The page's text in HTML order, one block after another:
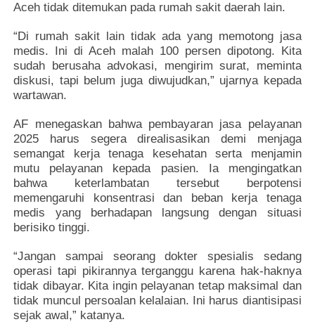
Aceh tidak ditemukan pada rumah sakit daerah lain.
“Di rumah sakit lain tidak ada yang memotong jasa
medis. Ini di Aceh malah 100 persen dipotong. Kita
sudah berusaha advokasi, mengirim surat, meminta
diskusi, tapi belum juga diwujudkan,” ujarnya kepada
wartawan.
AF menegaskan bahwa pembayaran jasa pelayanan
2025 harus segera direalisasikan demi menjaga
semangat kerja tenaga kesehatan serta menjamin
mutu pelayanan kepada pasien. Ia mengingatkan
bahwa keterlambatan tersebut berpotensi
memengaruhi konsentrasi dan beban kerja tenaga
medis yang berhadapan langsung dengan situasi
berisiko tinggi.
“Jangan sampai seorang dokter spesialis sedang
operasi tapi pikirannya terganggu karena hak-haknya
tidak dibayar. Kita ingin pelayanan tetap maksimal dan
tidak muncul persoalan kelalaian. Ini harus diantisipasi
sejak awal,” katanya.